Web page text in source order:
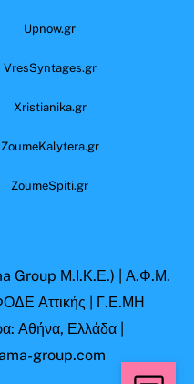
Upnow.gr
VresSyntages.gr
Xristianika.gr
ZoumeKalytera.gr
ZoumeSpiti.gr
Group Μ.Ι.Κ.Ε.) | Α.Φ.Μ.
Αττικής | Γ.Ε.ΜΗ
Αθήνα, Ελλάδα |
group.com